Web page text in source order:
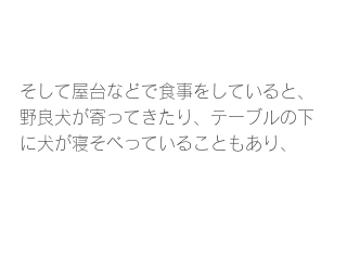
そして屋台などで食事をしていると、
野良犬が寄ってきたり、テーブルの下
に犬が寝そべっていることもあり、